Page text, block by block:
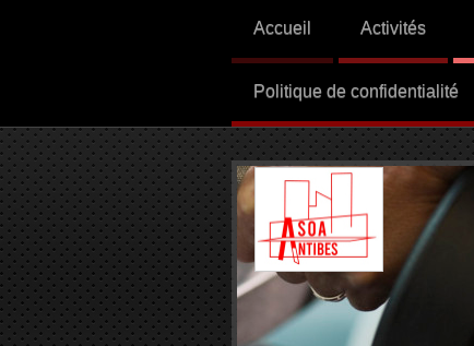
Accueil Activités
Politique de confidentialité